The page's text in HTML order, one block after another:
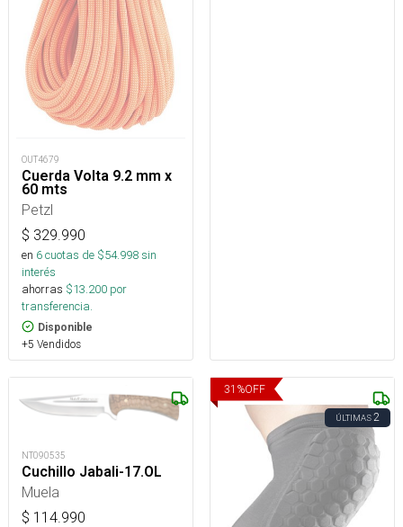
OUT4679
Cuerda Volta 9.2 mm x
60 mts
Petzl
$ 329.990
en 6cuotas de $54.998sin
interés
ahorras $13.200 por
transferencia.
Disponible
+5 Vendidos
NT090535
Cuchillo Jabali-17.OL
Muela
$ 114.990
31 %OFF
ÚLTIMAS2